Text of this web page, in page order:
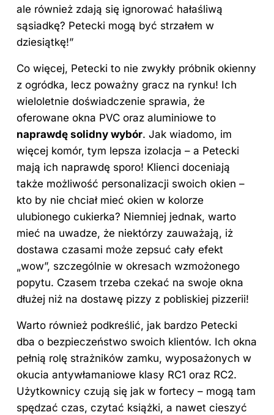
ale również zdają się ignorować hałaśliwą
sąsiadkę? Petecki mogą być strzałem w
dziesiątkę!”
Co więcej, Petecki to nie zwykły próbnik okienny
z ogródka, lecz poważny gracz na rynku! Ich
wieloletnie doświadczenie sprawia, że
oferowane okna PVC oraz aluminiowe to
naprawdę solidny wybór. Jak wiadomo, im
więcej komór, tym lepsza izolacja – a Petecki
mają ich naprawdę sporo! Klienci doceniają
także możliwość personalizacji swoich okien –
kto by nie chciał mieć okien w kolorze
ulubionego cukierka? Niemniej jednak, warto
mieć na uwadze, że niektórzy zauważają, iż
dostawa czasami może zepsuć cały efekt
„wow”, szczególnie w okresach wzmożonego
popytu. Czasem trzeba czekać na swoje okna
dłużej niż na dostawę pizzy z pobliskiej pizzerii!
Warto również podkreślić, jak bardzo Petecki
dba o bezpieczeństwo swoich klientów. Ich okna
pełnią rolę strażników zamku, wyposażonych w
okucia antywłamaniowe klasy RC1 oraz RC2.
Użytkownicy czują się jak w fortecy – mogą tam
spędzać czas, czytać książki, a nawet cieszyć